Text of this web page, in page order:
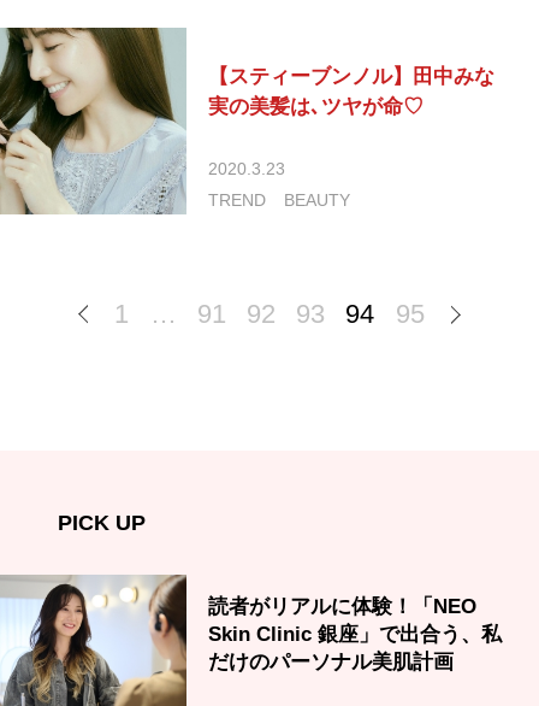
【スティーブンノル】田中みな
実の美髪は､ツヤが命♡
2020.3.23
TREND
BEAUTY
1 … 91 92 93 94 95
PICK UP
読者がリアルに体験！「NEO
Skin Clinic 銀座」で出合う、私
だけのパーソナル美肌計画